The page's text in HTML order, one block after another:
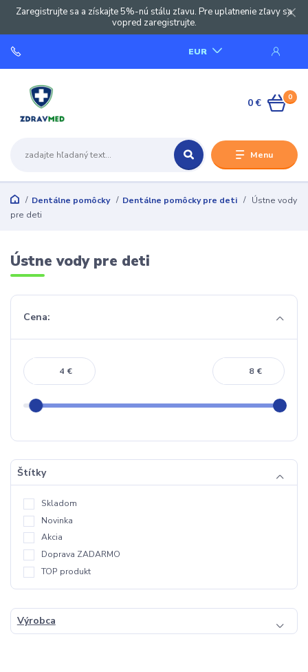
Zaregistrujte sa a získajte 5%-nú stálu zľavu. Pre uplatnenie zľavy sa
vopred zaregistrujte.
Menu
EUR
0
0 €
Dentálne pomôcky Dentálne pomôcky pre deti
Ústne vody
pre deti
Ústne vody pre deti
Cena:
€ €
Štítky
Skladom
Novinka
Akcia
Doprava ZADARMO
TOP produkt
Výrobca